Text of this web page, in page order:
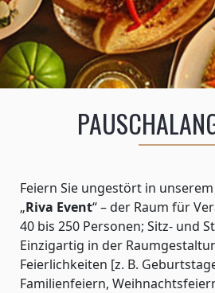
Feiern Sie ungestört in
„Riva Event“ – der Raum für
40 bis 250 Personen; Sitz- und
Einzigartig in der
Feierlichkeiten [z. B.
Familienfeiern,